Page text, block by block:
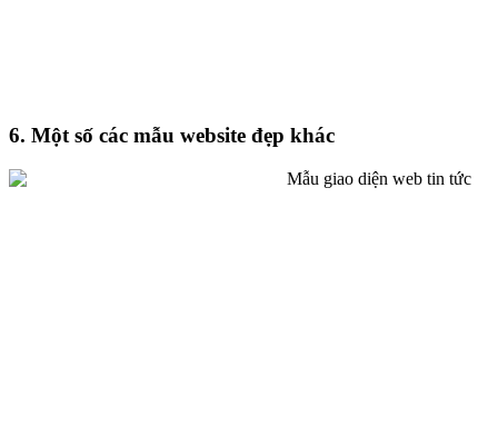
6. Một số các mẫu website đẹp khác